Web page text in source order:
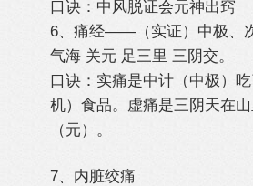
口诀：中风脱证会元神出窍
6、痛经——（实证）中极、
气海 关元 足三里 三阴交。
口诀：实痛是中计（中极）
机）食品。虚痛是三阴天在
（元）。
7、内脏绞痛